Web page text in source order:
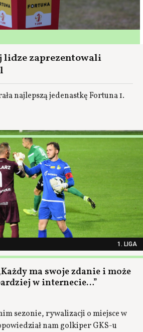
lidze zaprezentowali
najlepszą jedenastkę Fortuna 1.
1. LIGA
ma swoje zdanie i może
w internecie…”
sezonie, rywalizacji o miejsce w
nam golkiper GKS-u